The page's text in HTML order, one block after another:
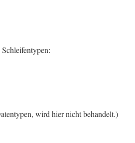
wird hier nicht behandelt.)